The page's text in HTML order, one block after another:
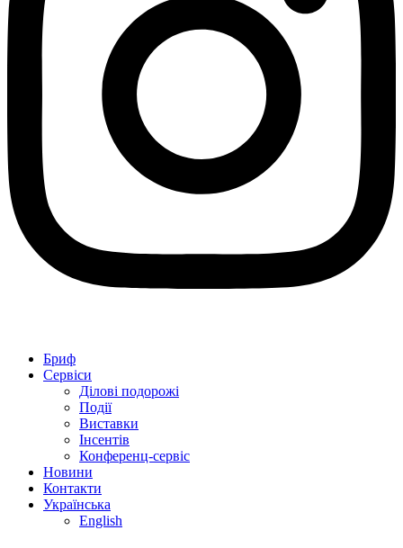
Бриф
Сервіси
Ділові подорожі
Події
Виставки
Інсентів
Конференц-сервіс
Новини
Контакти
Українська
English